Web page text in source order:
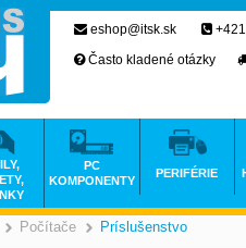
Počítače Príslušenstvo
eshop@itsk.sk
Často kladené otázky
PC
KOMPONENTY
PERIFÉRIE